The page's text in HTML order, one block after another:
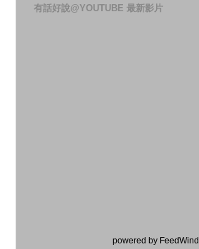
有話好說@YOUTUBE 最新影片
powered by FeedWind